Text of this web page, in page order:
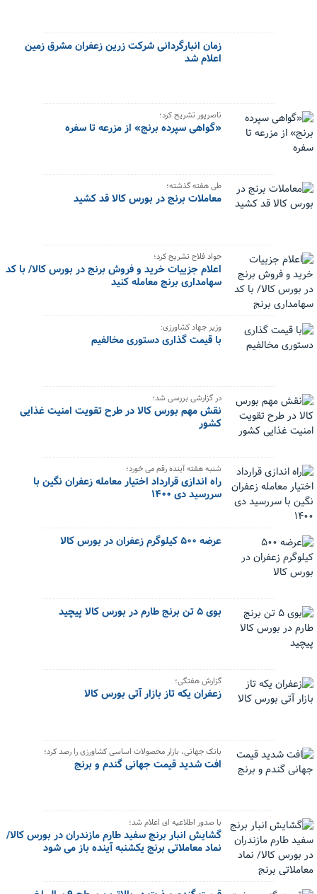
زمان انبارگردانی شرکت زرین زعفران مشرق زمین
اعلام شد
ناصرپور تشریح کرد؛
«گواهی سپرده برنج» از مزرعه تا سفره
طی هفته گذشته؛
معاملات برنج در بورس کالا قد کشید
جواد فلاح تشریح کرد؛
اعلام جزییات خرید و فروش برنج در بورس کالا/ با کد
سهامداری برنج معامله کنید
وزیر جهاد کشاورزی:
با قیمت گذاری دستوری مخالفیم
در گزارشی بررسی شد؛
نقش مهم بورس کالا در طرح تقویت امنیت غذایی
کشور
شنبه هفته آینده رقم می خورد؛
راه اندازی قرارداد اختیار معامله زعفران نگین با
سررسید دی ۱۴۰۰
عرضه ۵۰۰ کیلوگرم زعفران در بورس کالا
بوی ۵ تن برنج طارم در بورس کالا پیچید
گزارش هفتگی؛
زعفران یکه تاز بازار آتی بورس کالا
بانک جهانی، بازار محصولات اساسی کشاورزی را رصد کرد؛
افت شدید قیمت جهانی گندم و برنج
با صدور اطلاعیه ای اعلام شد؛
گشایش انبار برنج سفید طارم مازندران در بورس کالا/
نماد معاملاتی برنج یکشنبه آینده باز می شود